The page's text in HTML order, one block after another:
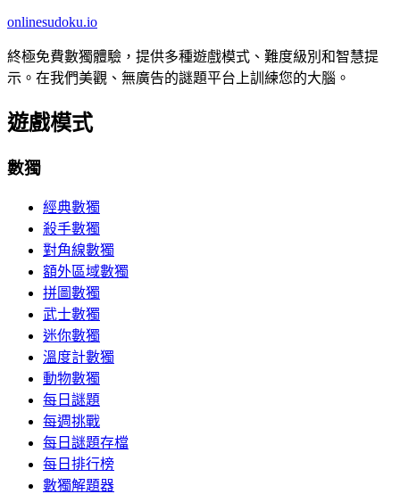
onlinesudoku.io
終極免費數獨體驗，提供多種遊戲模式、難度級別和智慧提
示。在我們美觀、無廣告的謎題平台上訓練您的大腦。
遊戲模式
數獨
經典數獨
殺手數獨
對角線數獨
額外區域數獨
拼圖數獨
武士數獨
迷你數獨
溫度計數獨
動物數獨
每日謎題
每週挑戰
每日謎題存檔
每日排行榜
數獨解題器